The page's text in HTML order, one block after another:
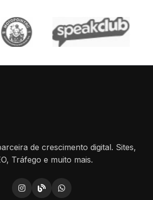
de crescimento digital. Sites,
Tráfego e muito mais.